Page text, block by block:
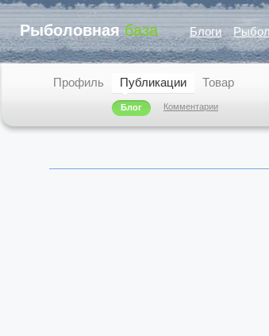
Рыболовнаябаза Блоги
Профиль Публикации
Блог Комментарии
Товар